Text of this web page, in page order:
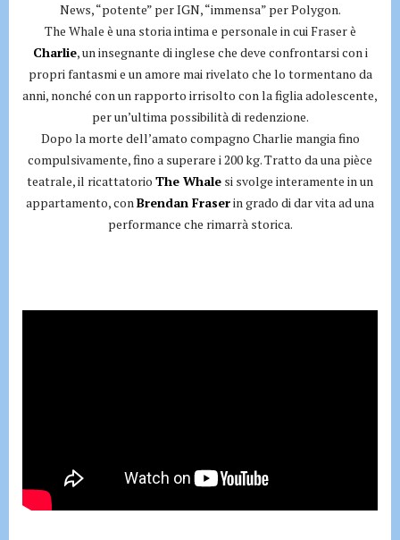
News, “potente” per IGN, “immensa” per Polygon.
The Whale è una storia intima e personale in cui Fraser è
Charlie, un insegnante di inglese che deve confrontarsi con i
propri fantasmi e un amore mai rivelato che lo tormentano da
anni, nonché con un rapporto irrisolto con la figlia adolescente,
per un’ultima possibilità di redenzione.
Dopo la morte dell’amato compagno Charlie mangia fino
compulsivamente, fino a superare i 200 kg. Tratto da una pièce
teatrale, il ricattatorio The Whale si svolge interamente in un
appartamento, conBrendan Fraserin grado di dar vita ad una
performance che rimarrà storica.